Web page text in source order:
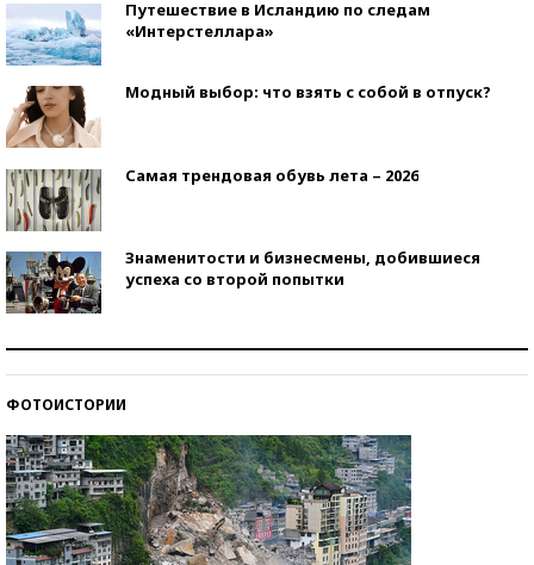
Путешествие в Исландию по следам
«Интерстеллара»
Модный выбор: что взять с собой в отпуск?
Самая трендовая обувь лета – 2026
Знаменитости и бизнесмены, добившиеся
успеха со второй попытки
ФОТОИСТОРИИ